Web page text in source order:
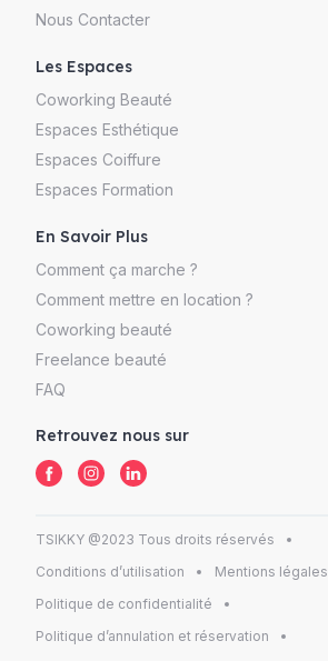
Nous Contacter
Les Espaces
Coworking Beauté
Espaces Esthétique
Espaces Coiffure
Espaces Formation
En Savoir Plus
Comment ça marche ?
Comment mettre en location ?
Coworking beauté
Freelance beauté
FAQ
Retrouvez nous sur
TSIKKY @2023 Tous droits réservés
Conditions d’utilisation
Mentions légales
Politique de confidentialité
Politique d’annulation et réservation